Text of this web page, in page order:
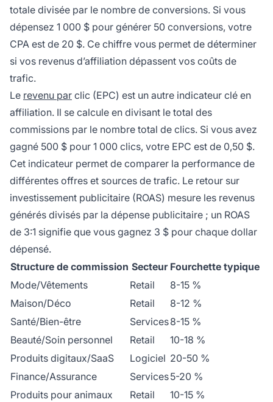
totale divisée par le nombre de conversions. Si vous
dépensez 1 000 $ pour générer 50 conversions, votre
CPA est de 20 $. Ce chiffre vous permet de déterminer
si vos revenus d’affiliation dépassent vos coûts de
trafic.
Le revenu par clic (EPC) est un autre indicateur clé en
affiliation. Il se calcule en divisant le total des
commissions par le nombre total de clics. Si vous avez
gagné 500 $ pour 1 000 clics, votre EPC est de 0,50 $.
Cet indicateur permet de comparer la performance de
différentes offres et sources de trafic. Le retour sur
investissement publicitaire (ROAS) mesure les revenus
générés divisés par la dépense publicitaire ; un ROAS
de 3:1 signifie que vous gagnez 3 $ pour chaque dollar
dépensé.
Structure de commission Secteur Fourchette typique
Mode/Vêtements
Retail
8-15 %
Maison/Déco
Retail
8-12 %
Santé/Bien-être
Services8-15 %
Beauté/Soin personnel
Retail
10-18 %
Produits digitaux/SaaS
Logiciel 20-50 %
Finance/Assurance
Services5-20 %
Produits pour animaux
Retail
10-15 %